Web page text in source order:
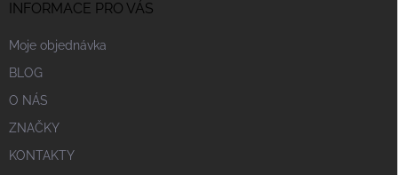
INFORMACE PRO VÁS
Moje objednávka
BLOG
O NÁS
ZNAČKY
KONTAKTY